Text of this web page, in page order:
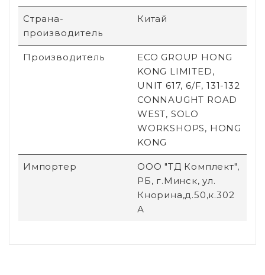
Страна-
производитель
Китай
Производитель
ECO GROUP HONG
KONG LIMITED,
UNIT 617, 6/F, 131-132
CONNAUGHT ROAD
WEST, SOLO
WORKSHOPS, HONG
KONG
Импортер
ООО "ТД Комплект",
РБ, г.Минск, ул.
Кнорина,д.50,к.302
А